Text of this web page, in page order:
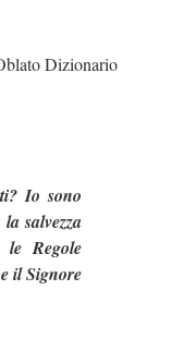
Dizionario
Io sono
salvezza
Regole
il Signore